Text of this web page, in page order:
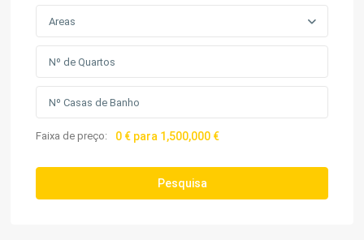
Areas
Faixa de preço: 0 € para 1,500,000 €
Pesquisa